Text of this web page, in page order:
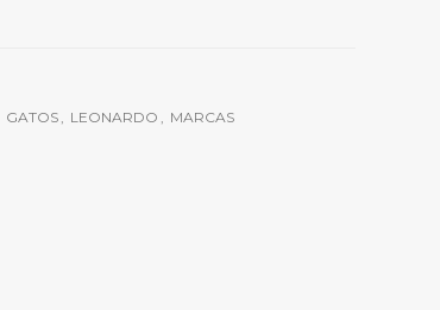
GATOS LEONARDO MARCAS